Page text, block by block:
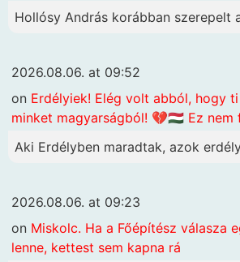
Hollósy András korábban szerepelt
2026.08.06. at 09:52
on Erdélyiek! Elég volt abból, hogy
minket magyarságból! 💔🇭🇺 Ez nem
Aki Erdélyben maradtak, azok
2026.08.06. at 09:23
on Miskolc. Ha a Főépítész válasza
lenne, kettest sem kapna rá